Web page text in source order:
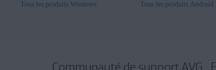
Tous les produits Windows Tous les produits Android
Communauté de support AVG